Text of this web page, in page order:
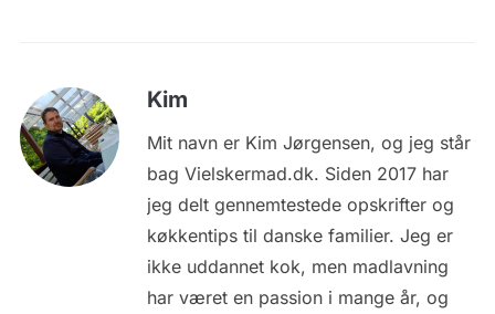
Kim
Mit navn er Kim Jørgensen, og jeg står
bag Vielskermad.dk. Siden 2017 har
jeg delt gennemtestede opskrifter og
køkkentips til danske familier. Jeg er
ikke uddannet kok, men madlavning
har været en passion i mange år, og